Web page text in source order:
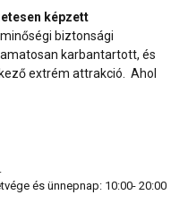
képzett
biztonsági
karbantartott, és
extrém attrakció. Ahol
és ünnepnap: 10:00- 20:00